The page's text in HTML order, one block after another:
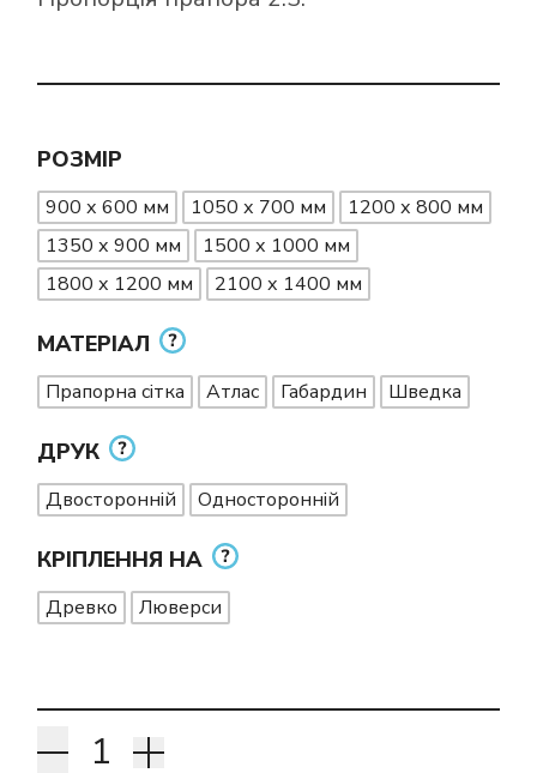
РОЗМІР
900 х 600 мм 1050 х 700 мм
1200 х 800 мм
1350 х 900 мм
1500 х 1000 мм
1800 х 1200 мм
2100 х 1400 мм
МАТЕРІАЛ
Прапорна сітка Атлас Габардин Шведка
ДРУК
Двосторонній Односторонній
КРІПЛЕННЯ НА
Древко Люверси